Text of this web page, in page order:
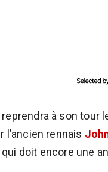
à son tour
rennais
doit encore une